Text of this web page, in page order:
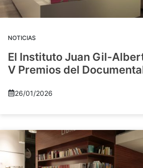
NOTICIAS
El Instituto Juan Gil-
V Premios del
26/01/2026